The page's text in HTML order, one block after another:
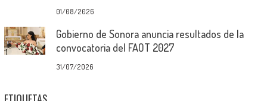
01/08/2026
Gobierno de Sonora anuncia resultados de la
convocatoria del FAOT 2027
31/07/2026